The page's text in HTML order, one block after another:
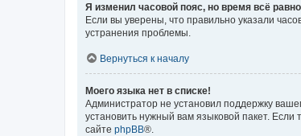
Я изменил часовой пояс, но время всё
Если вы уверены, что правильно указали
устранения проблемы.
Вернуться к началу
Моего языка нет в списке!
Администратор не установил поддержку
установить нужный вам языковой пакет.
сайте phpBB®.